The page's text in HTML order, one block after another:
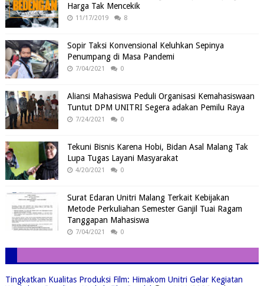
Harga Tak Mencekik
11/17/2019 8
Sopir Taksi Konvensional Keluhkan Sepinya
Penumpang di Masa Pandemi
7/04/2021 0
Aliansi Mahasiswa Peduli Organisasi Kemahasiswaan
Tuntut DPM UNITRI Segera adakan Pemilu Raya
7/24/2021 0
Tekuni Bisnis Karena Hobi, Bidan Asal Malang Tak
Lupa Tugas Layani Masyarakat
4/20/2021 0
Surat Edaran Unitri Malang Terkait Kebijakan
Metode Perkuliahan Semester Ganjil Tuai Ragam
Tanggapan Mahasiswa
7/04/2021 0
Tingkatkan Kualitas Produksi Film: Himakom Unitri Gelar Kegiatan